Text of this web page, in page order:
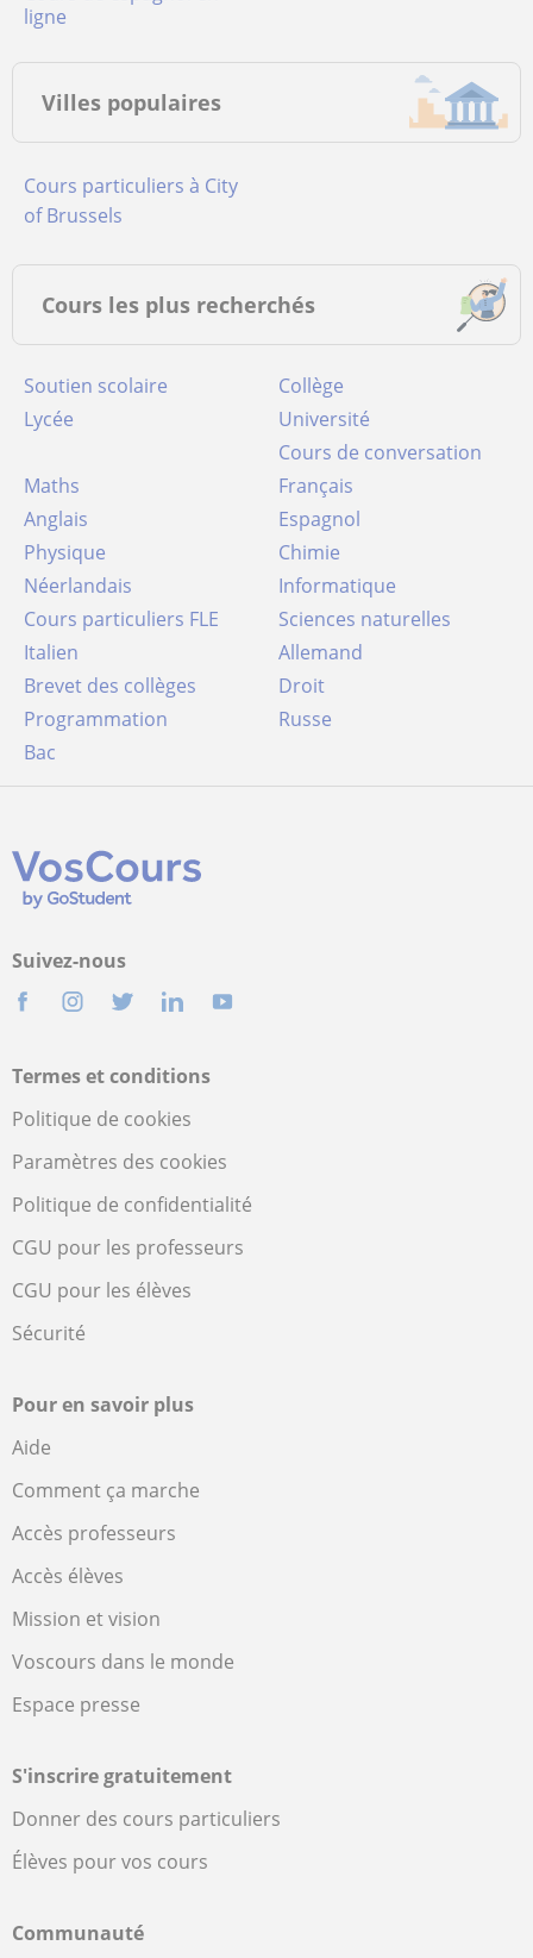
ligne
Villes populaires
Cours particuliers à City
of Brussels
Cours les plus recherchés
Soutien scolaire
Collège
Lycée
Université
Cours de conversation
Maths
Français
Anglais
Espagnol
Physique
Chimie
Néerlandais
Informatique
Cours particuliers FLE
Sciences naturelles
Italien
Allemand
Brevet des collèges
Droit
Programmation
Russe
Bac
Suivez-nous
Termes et conditions
Politique de cookies
Paramètres des cookies
Politique de confidentialité
CGU pour les professeurs
CGU pour les élèves
Sécurité
Pour en savoir plus
Aide
Comment ça marche
Accès professeurs
Accès élèves
Mission et vision
Voscours dans le monde
Espace presse
S'inscrire gratuitement
Donner des cours particuliers
Élèves pour vos cours
Communauté